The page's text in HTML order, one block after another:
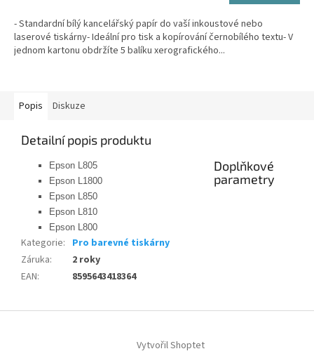
- Standardní bílý kancelářský papír do vaší inkoustové nebo
laserové tiskárny- Ideální pro tisk a kopírování černobílého textu- V
jednom kartonu obdržíte 5 balíku xerografického...
Popis Diskuze
Detailní popis produktu
Epson L805
Epson L1800
Epson L850
Epson L810
Epson L800
Doplňkové
parametry
Kategorie: Pro barevné tiskárny
Záruka:
2 roky
EAN: 8595643418364
Vytvořil Shoptet